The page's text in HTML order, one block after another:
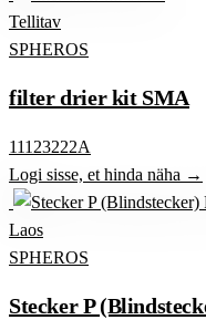
Tellitav
SPHEROS
filter drier kit SMA
11123222A
Logi sisse, et hinda näha →
Laos
SPHEROS
Stecker P